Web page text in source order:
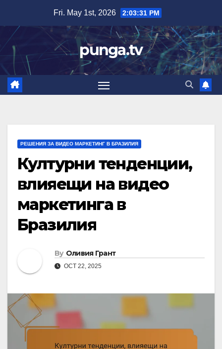
content
Fri. May 1st, 2026 2:03:32 PM
punga.tv
РЕШЕНИЯ ЗА ВИДЕО МАРКЕТИНГ В БРАЗИЛИЯ
Културни тенденции,
влияещи на видео
маркетинга в
Бразилия
By Оливия Грант
OCT 22, 2025